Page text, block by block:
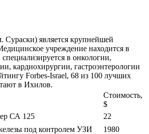
является крупнейшей
учреждение находится в
в онкологии,
кардиохирургии, гастроэнтерологии
Forbes-Israel, 68 из 100 лучших
в Ихилов.
Стоимость,
$
СА 125
22
под контролем УЗИ
1980